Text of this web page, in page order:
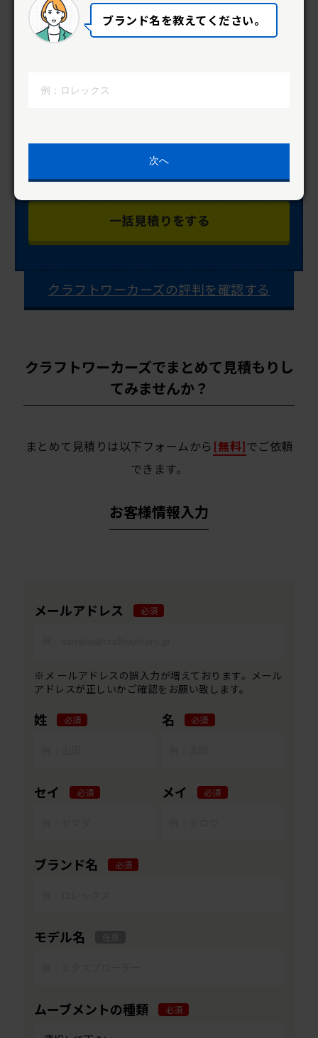
クラフトワーカーズの評判を確認する
クラフトワーカーズでまとめて見積もりし
てみませんか？
まとめて見積りは以下フォームから [無料]でご依頼
できます。
お客様情報入力
メールアドレス 必須
※メ ールアドレスの誤入力が増えております。メール
アドレスが正しいかご確認をお願い致します。
姓 必須 名 必須
セイ 必須 メイ 必須
ブランド名 必須
モデル名
ムーブメントの種類 必須
ブランド名を教えてください。
次へ